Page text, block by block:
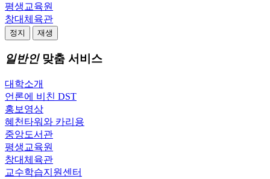
평생교육원
창대체육관
정지 재생
일반인맞춤 서비스
대학소개
언론에 비친 DST
홍보영상
혜천타워와 카리용
중앙도서관
평생교육원
창대체육관
교수학습지원센터